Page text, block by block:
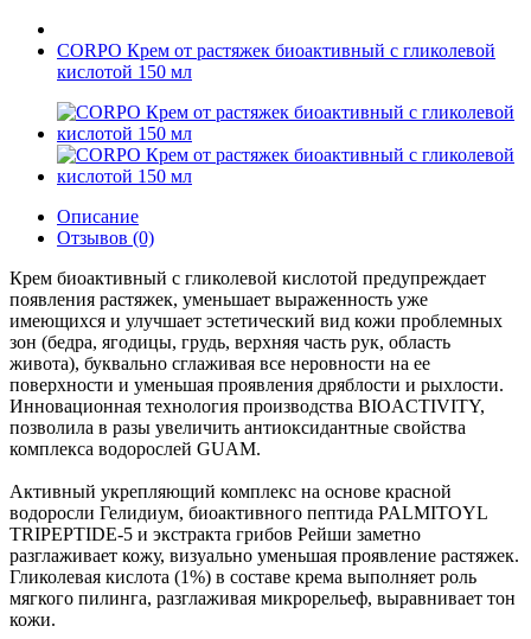
CORPO Крем от растяжек биоактивный с гликолевой
кислотой 150 мл
Описание
Отзывов (0)
Крем биоактивный с гликолевой кислотой предупреждает
появления растяжек, уменьшает выраженность уже
имеющихся и улучшает эстетический вид кожи проблемных
зон (бедра, ягодицы, грудь, верхняя часть рук, область
живота), буквально сглаживая все неровности на ее
поверхности и уменьшая проявления дряблости и рыхлости.
Инновационная технология производства BIOACTIVITY,
позволила в разы увеличить антиоксидантные свойства
комплекса водорослей GUAM.
Активный укрепляющий комплекс на основе красной
водоросли Гелидиум, биоактивного пептида PALMITOYL
TRIPEPTIDE-5 и экстракта грибов Рейши заметно
разглаживает кожу, визуально уменьшая проявление растяжек.
Гликолевая кислота (1%) в составе крема выполняет роль
мягкого пилинга, разглаживая микрорельеф, выравнивает тон
кожи.